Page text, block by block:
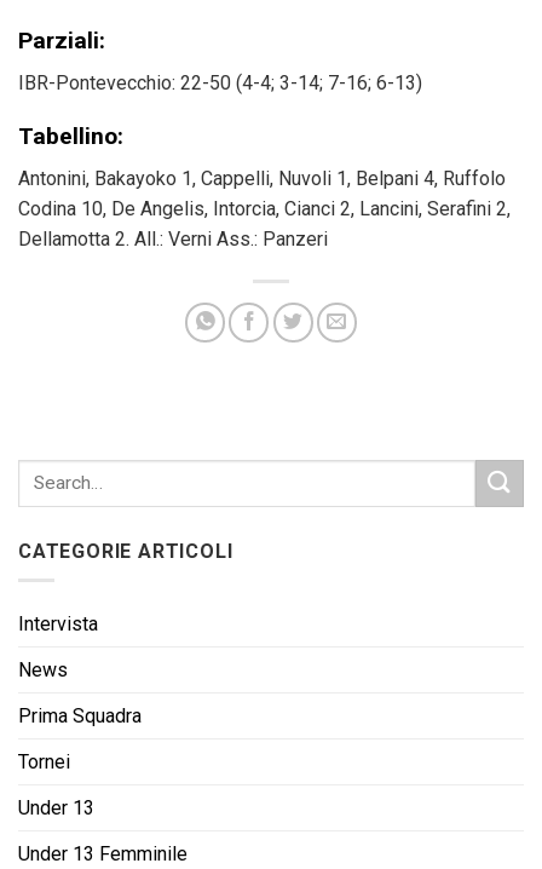
Parziali:
IBR-Pontevecchio: 22-50 (4-4; 3-14; 7-16; 6-13)
Tabellino:
Antonini, Bakayoko 1, Cappelli, Nuvoli 1, Belpani 4, Ruffolo
Codina 10, De Angelis, Intorcia, Cianci 2, Lancini, Serafini 2,
Dellamotta 2. All.: Verni Ass.: Panzeri
CATEGORIE ARTICOLI
Intervista
News
Prima Squadra
Tornei
Under 13
Under 13 Femminile